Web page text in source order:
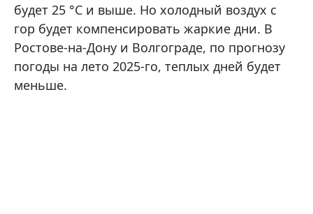
будет 25 °C и выше. Но холодный воздух с
гор будет компенсировать жаркие дни. В
Ростове-на-Дону и Волгограде, по прогнозу
погоды на лето 2025-го, теплых дней будет
меньше.